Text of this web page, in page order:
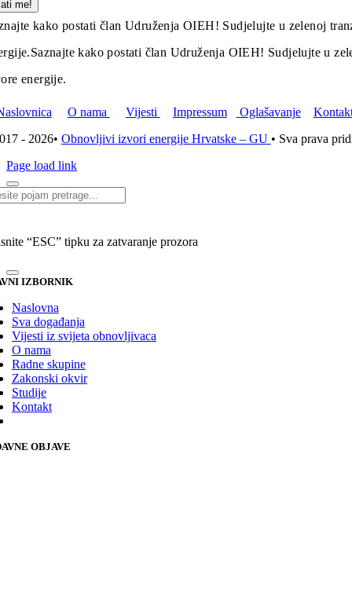
me!
kako postati član Udruženja OIEH! Sudjelujte u zelenoj
Saznajte kako postati član Udruženja OIEH! Sudjelujte u
energije.
O nama Vijesti Impressum Oglašavanje
- 2026• Obnovljivi izvori energije Hrvatske – GU • Sva prava
Page load link
“ESC” tipku za zatvaranje prozora
IZBORNIK
Naslovna
Sva događanja
Vijesti iz svijeta obnovljivaca
O nama
Radne skupine
Zakonski okvir
Studije
Kontakt
OBJAVE